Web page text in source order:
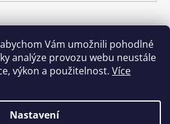
Vám umožnili pohodlné
analýze provozu webu neustále
výkon a použitelnost. Více
Nastavení